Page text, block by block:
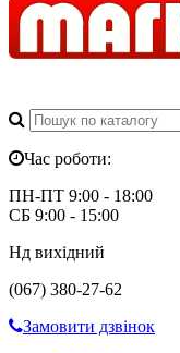
Час роботи:
ПН-ПТ 9:00 - 18:00
СБ 9:00 - 15:00
Нд вихідний
(067) 380-27-62
Замовити дзвінок